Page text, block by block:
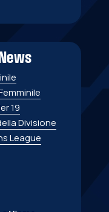
19
Divisione
League